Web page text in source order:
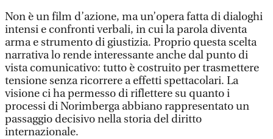
Non è un film d’azione, ma un’opera fatta di dialoghi
intensi e confronti verbali, in cui la parola diventa
arma e strumento di giustizia. Proprio questa scelta
narrativa lo rende interessante anche dal punto di
vista comunicativo: tutto è costruito per trasmettere
tensione senza ricorrere a effetti spettacolari. La
visione ci ha permesso di riflettere su quanto i
processi di Norimberga abbiano rappresentato un
passaggio decisivo nella storia del diritto
internazionale.